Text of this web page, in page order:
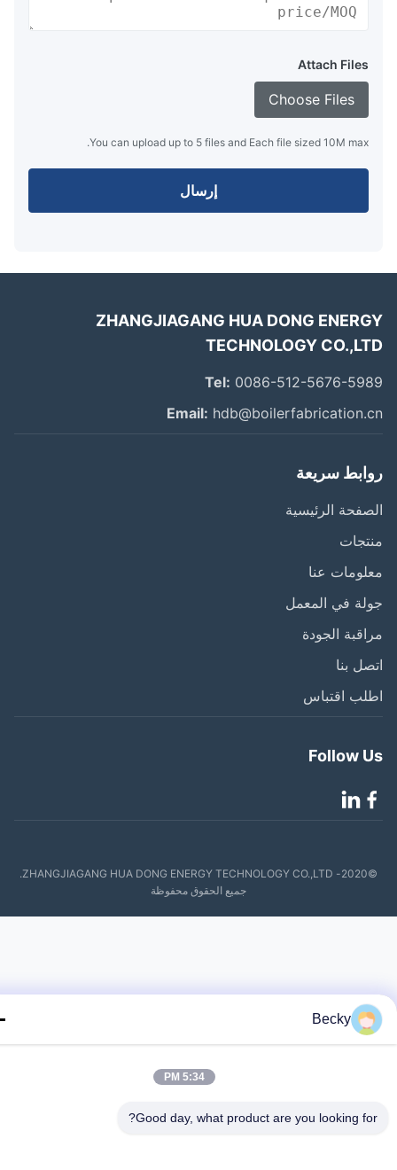
Attach Files
Choose Files
You can upload up to 5 files and Each file sized 10M max.
إرسال
ZHANGJIAGANG HUA DONG
TECHNOLOGY
Tel:0086-512-5676-
Email:
سريعة
الرئيسية
عنا
في المعمل
الجودة
بنا
اقتباس
Follow
©2020- ZHANGJIAGANG HUA DONG ENERGY TECHNOLOGY CO.,LTD.
جميع الحقوق محفوظة
Becky
5:34 PM
Good day, what product are you looking